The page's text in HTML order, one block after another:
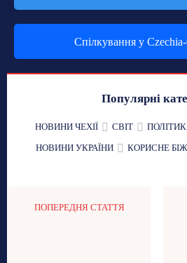
Спілкування у
Популярні
НОВИНИ ЧЕХІЇ СВІТ
НОВИНИ УКРАЇНИ
КОРИСНЕ
ПОПЕРЕДНЯ СТАТТЯ